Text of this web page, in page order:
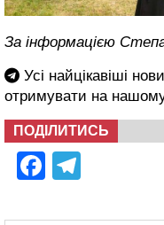
За інформацією
Усі найцікавіші
отримувати на
ПОДІЛИТИСЬ
Facebook